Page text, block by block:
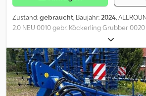
Zustand:gebraucht, Baujahr: 2024,
2.0 NEU 0010 gebr. Köckerling Grubber 0020
Tiefenverstellung 0030 Herkuleszinken
0040 DSTS Walze 0050 Nachstriegel 0060
Wendeschare